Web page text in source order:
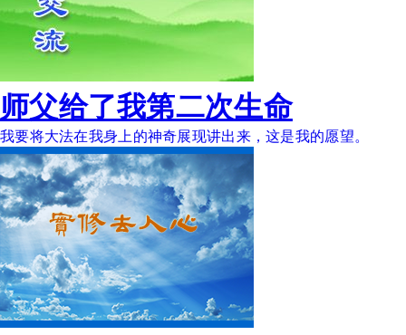
师父给了我第二次生命
我要将大法在我身上的神奇展现讲出来，这是我的愿望。